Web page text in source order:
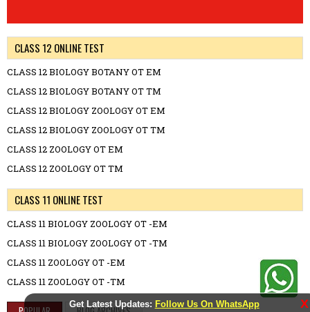
Get Latest Updates: Follow Us On WhatsApp X
CLASS 12 ONLINE TEST
CLASS 12 BIOLOGY BOTANY OT EM
CLASS 12 BIOLOGY BOTANY OT TM
CLASS 12 BIOLOGY ZOOLOGY OT EM
CLASS 12 BIOLOGY ZOOLOGY OT TM
CLASS 12 ZOOLOGY OT EM
CLASS 12 ZOOLOGY OT TM
CLASS 11 ONLINE TEST
CLASS 11 BIOLOGY ZOOLOGY OT -EM
CLASS 11 BIOLOGY ZOOLOGY OT -TM
CLASS 11 ZOOLOGY OT -EM
CLASS 11 ZOOLOGY OT -TM